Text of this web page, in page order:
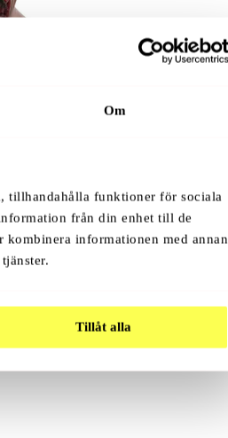
Om
tillhandahålla funktioner för sociala
från din enhet till de
kombinera informationen med annan
Tillåt alla